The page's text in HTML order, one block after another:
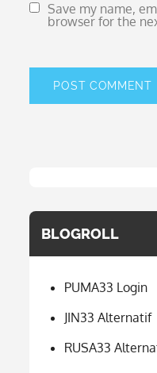
Save my name,
browser for the
BLOGROLL
PUMA33 Login
JIN33 Alternatif
RUSA33